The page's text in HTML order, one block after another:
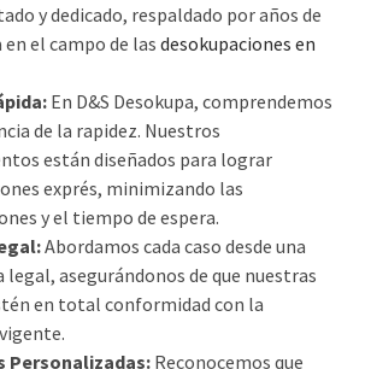
y dedicado, respaldado por años de
el campo de las desokupaciones en
En D&S Desokupa, comprendemos
de la rapidez. Nuestros
están diseñados para lograr
exprés, minimizando las
y el tiempo de espera.
Abordamos cada caso desde una
legal, asegurándonos de que nuestras
en total conformidad con la
Personalizadas: Reconocemos que